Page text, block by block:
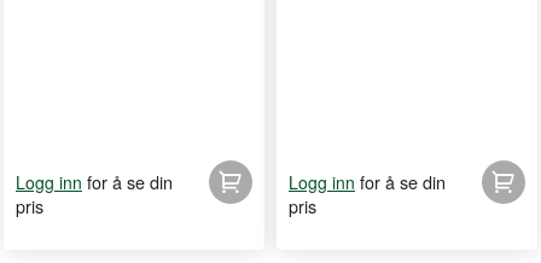
Logg inn for å se din
pris
Logg inn for å se din
pris